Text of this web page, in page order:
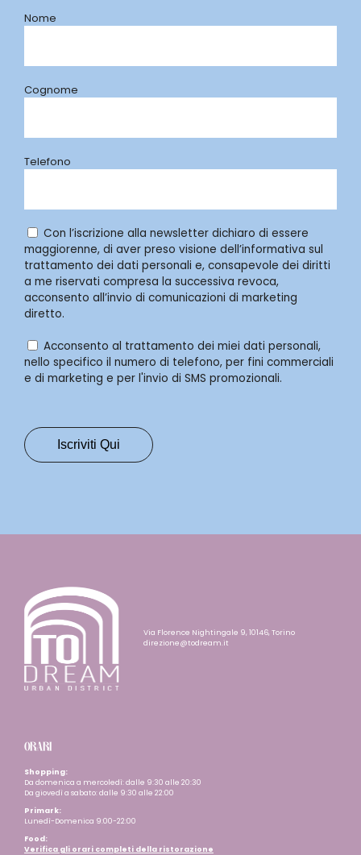
Nome
Cognome
Telefono
Con l’iscrizione alla newsletter dichiaro di essere
maggiorenne, di aver preso visione dell’informativa sul
trattamento dei dati personali e, consapevole dei diritti
a me riservati compresa la successiva revoca,
acconsento all’invio di comunicazioni di marketing
diretto.
Acconsento al trattamento dei miei dati personali,
nello specifico il numero di telefono, per fini commerciali
e di marketing e per l'invio di SMS promozionali.
Via Florence Nightingale 9, 10146, Torino
direzione@todream.it
ORARI
Shopping:
Da domenica a mercoledì: dalle 9:30 alle 20:30
Da giovedì a sabato: dalle 9:30 alle 22:00
Primark:
Lunedì-Domenica 9:00-22:00
Food:
Verifica gli orari completi della ristorazione